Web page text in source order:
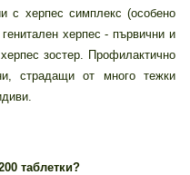
с херпес симплекс (особено
херпес - първични и
зостер. Профилактично
страдащи от много тежки
таблетки?